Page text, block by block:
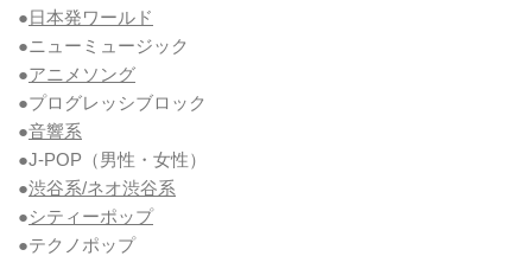
●日本発ワールド
●ニューミュージック
●アニメソング
●プログレッシブロック
●音響系
●J-POP（男性・女性）
●渋谷系/ネオ渋谷系
●シティーポップ
●テクノポップ